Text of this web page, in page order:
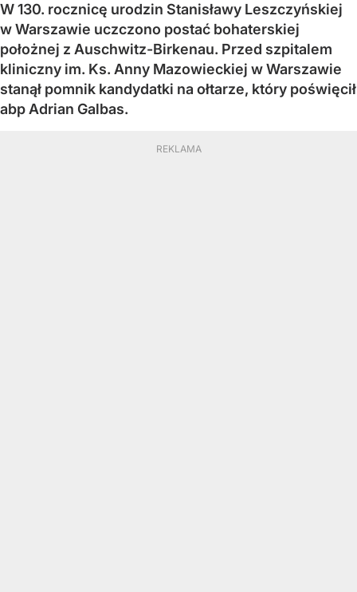
W 130. rocznicę urodzin Stanisławy Leszczyńskiej
w Warszawie uczczono postać bohaterskiej
położnej z Auschwitz-Birkenau. Przed szpitalem
kliniczny im. Ks. Anny Mazowieckiej w Warszawie
stanął pomnik kandydatki na ołtarze, który poświęcił
abp Adrian Galbas.